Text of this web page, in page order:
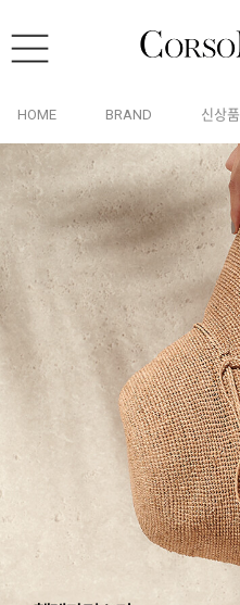
HOME BRAND 신상품